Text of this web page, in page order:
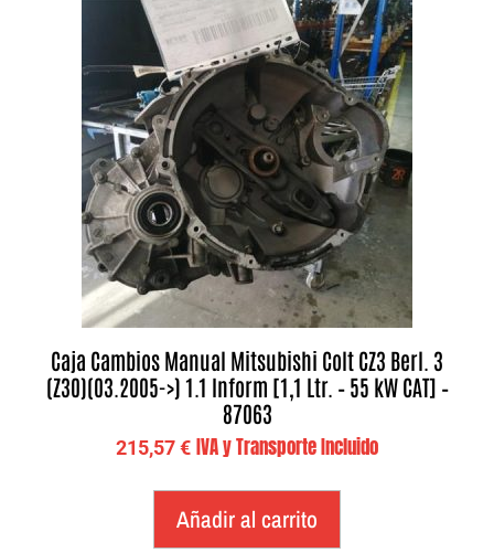
Caja Cambios Manual Mitsubishi Colt CZ3 Berl. 3
(Z30)(03.2005->) 1.1 Inform [1,1 Ltr. – 55 kW CAT] –
87063
215,57€ IVA y Transporte Incluido
Añadir al carrito